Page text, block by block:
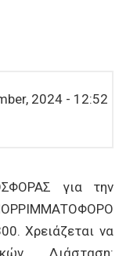
2024 - 12:52
για την
Χρειάζεται να
Διάσταση: